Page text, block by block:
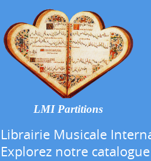
LMI Partitions
Librairie Musicale
Explorez notre